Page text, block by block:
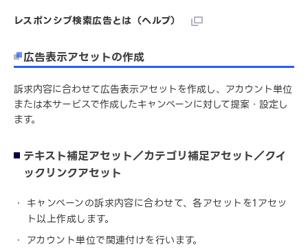
レスポンシブ検索広告とは（ヘルプ）
広告表示アセットの作成
訴求内容に合わせて広告表示アセットを作成し、アカウント単位
または本サービスで作成したキャンペーンに対して提案・設定し
ます。
テキスト補足アセット／カテゴリ補足アセット／クイ
ックリンクアセット
キャンペーンの訴求内容に合わせて、各アセットを1アセッ
ト以上作成します。
アカウント単位で関連付けを行います。